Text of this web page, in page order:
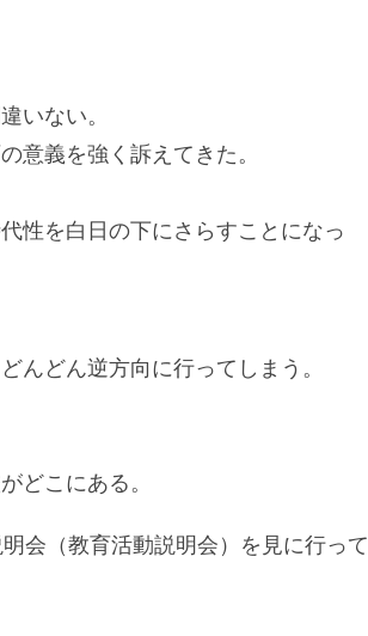
いない。
意義を強く訴えてきた。
性を白日の下にさらすことになっ
んどん逆方向に行ってしまう。
どこにある。
会（教育活動説明会）を見に行って